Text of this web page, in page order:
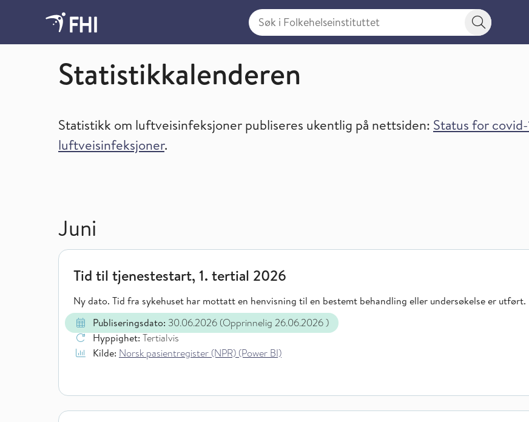
Søk i Folkehelseinstituttet
Søkeknapp
Statistikkalender og tilgang til statistikk
Statistikkalenderen
Statistikk om luftveisinfeksjoner publiseres ukentlig på nettsiden: Status for
luftveisinfeksjoner.
Juni
Tid til tjenestestart, 1. tertial 2026
Ny dato. Tid fra sykehuset har mottatt en henvisning til en bestemt behandling eller undersøkelse er utført.
Publiseringsdato: 30.06.2026 (Opprinnelig 26.06.2026)
Hyppighet: Tertialvis
Kilde: Norsk pasientregister (NPR) (Power BI)